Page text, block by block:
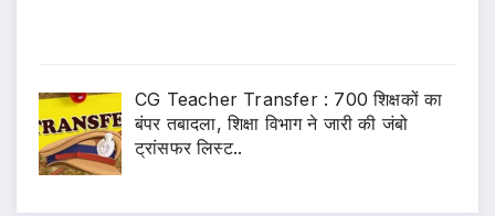
CG Teacher Transfer : 700 शिक्षकों का
बंपर तबादला, शिक्षा विभाग ने जारी की जंबो
ट्रांसफर लिस्ट..